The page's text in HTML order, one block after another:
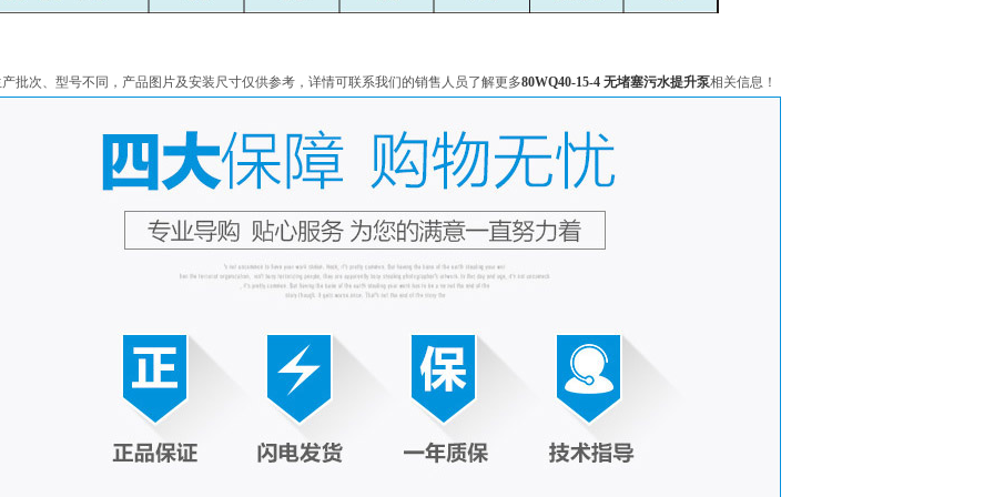
批次、型号不同，产品图片及安装尺寸仅供参考，详情可联系我们的销售人员了解更多80WQ40-15-4 无堵塞污水提升泵相关信息！